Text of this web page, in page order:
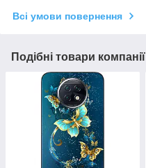
Всі умови повернення
Подібні товари компанії